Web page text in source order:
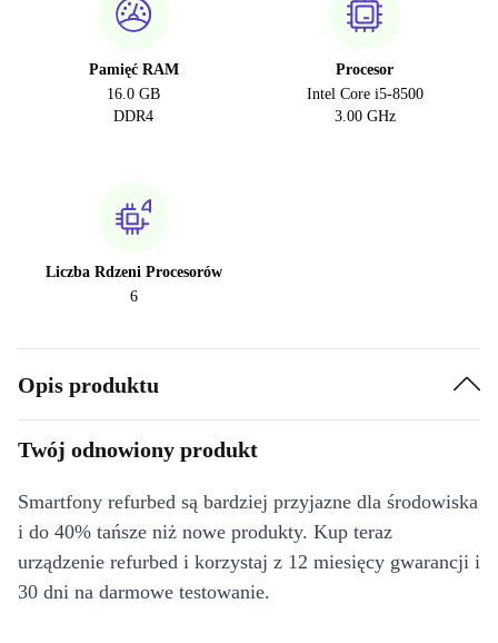
Pamięć RAM
16.0 GB
DDR4
Procesor
Intel Core i5-8500
3.00 GHz
Liczba Rdzeni Procesorów
6
Opis produktu
Twój odnowiony produkt
Smartfony refurbed są bardziej przyjazne dla środowiska
i do 40% tańsze niż nowe produkty. Kup teraz
urządzenie refurbed i korzystaj z 12 miesięcy gwarancji i
30 dni na darmowe testowanie.